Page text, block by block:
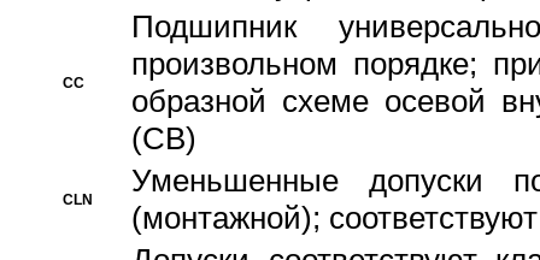
CC
Подшипник
произвольном порядке;
образной схеме осевой
(CB)
CLN
Уменьшенные
(монтажной);